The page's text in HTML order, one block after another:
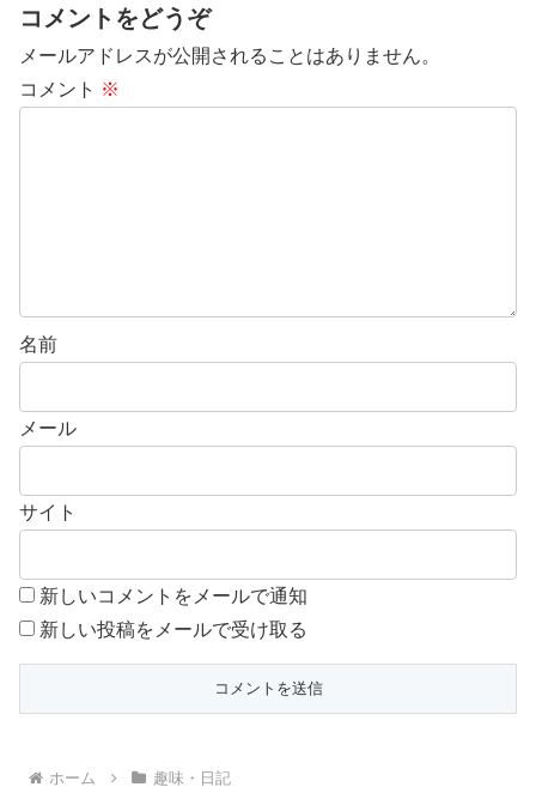
コメントをどうぞ
メールアドレスが公開されることはありません。
コメント ※
名前
メール
サイト
新しいコメントをメールで通知
新しい投稿をメールで受け取る
ホーム 趣味・日記